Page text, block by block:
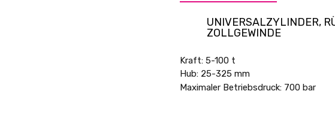
UNIVERSALZYLINDER,
ZOLLGEWINDE
Kraft: 5-100 t
Hub: 25-325 mm
Maximaler Betriebsdruck: 700 bar